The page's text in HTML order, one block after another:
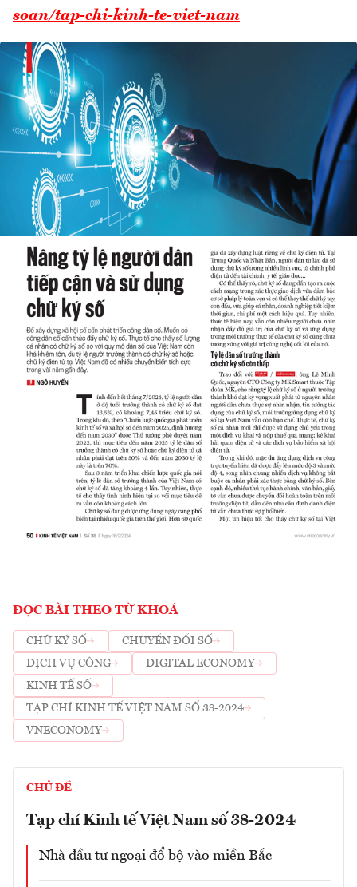
soan/tap-chi-kinh-te-viet-nam
ĐỌC BÀI THEO TỪ KHOÁ
CHỮ KÝ SỐ
CHUYỂN ĐỔI SỐ
DỊCH VỤ CÔNG
DIGITAL ECONOMY
KINH TẾ SỐ
TẠP CHÍ KINH TẾ VIỆT NAM SỐ 38-2024
VNECONOMY
CHỦ ĐỀ
Tạp chí Kinh tế Việt Nam số 38-2024
Nhà đầu tư ngoại đổ bộ vào miền Bắc